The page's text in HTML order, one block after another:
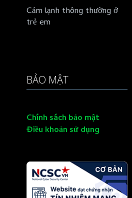
Cảm lạnh thông thường ở
trẻ em
BẢO MẬT
Chính sách bảo mật
Điều khoản sử dụng